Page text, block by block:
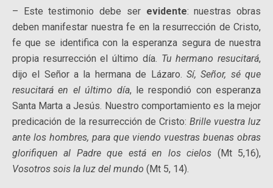
– Este testimonio debe ser evidente: nuestras obras
deben manifestar nuestra fe en la resurrección de Cristo,
fe que se identifica con la esperanza segura de nuestra
propia resurrección el último día. Tu hermano resucitará,
dijo el Señor a la hermana de Lázaro. Sí, Señor, sé que
resucitará en el último día, le respondió con esperanza
Santa Marta a Jesús. Nuestro comportamiento es la mejor
predicación de la resurrección de Cristo: Brille vuestra luz
ante los hombres, para que viendo vuestras buenas obras
glorifiquen al Padre que está en los cielos (Mt 5,16),
Vosotros sois la luz del mundo (Mt 5, 14).